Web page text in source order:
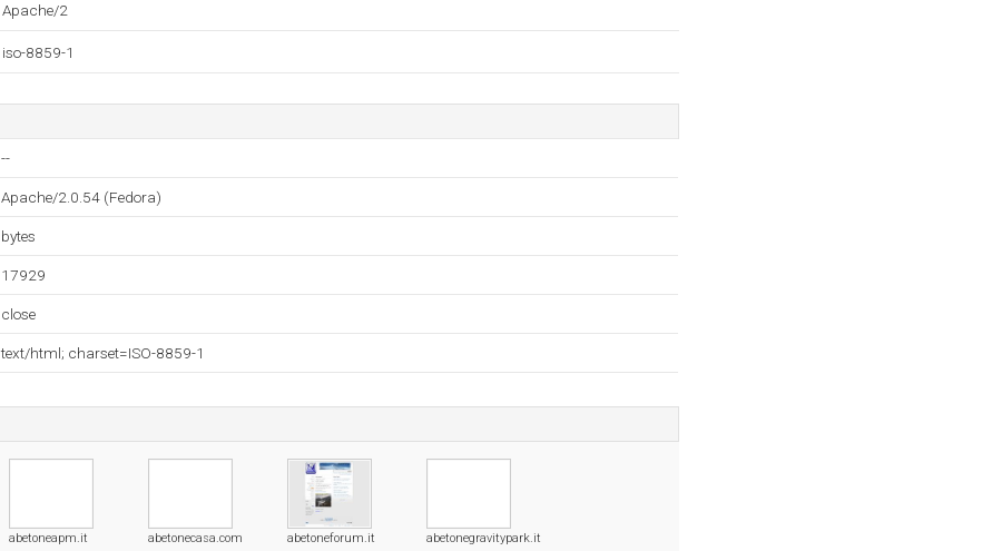
Apache/2
iso-8859-1
--
Apache/2.0.54 (Fedora)
bytes
17929
close
text/html; charset=ISO-8859-1
abetoneapm.it abetonecasa.com abetoneforum.it abetonegravitypark.it